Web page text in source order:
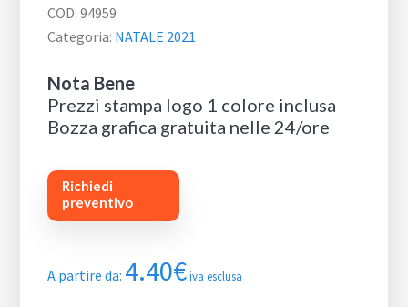
COD:94959
Categoria: NATALE 2021
Nota Bene
Prezzi stampa logo 1 colore inclusa
Bozza grafica gratuita nelle 24/ore
Richiedi
preventivo
A partire da: 4.40€ iva esclusa